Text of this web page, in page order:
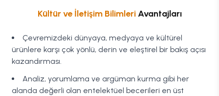
Kültür ve İletişim BilimleriAvantajları
Çevremizdeki dünyaya, medyaya ve kültürel
ürünlere karşı çok yönlü, derin ve eleştirel bir bakış açısı
kazandırması.
Analiz, yorumlama ve argüman kurma gibi her
alanda değerli olan entelektüel becerileri en üst